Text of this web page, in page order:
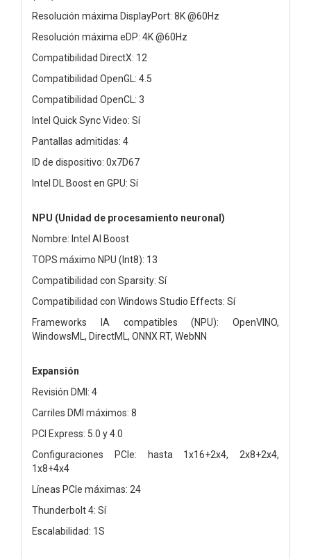
Resolución máxima DisplayPort: 8K @60Hz
Resolución máxima eDP: 4K @60Hz
Compatibilidad DirectX: 12
Compatibilidad OpenGL: 4.5
Compatibilidad OpenCL: 3
Intel Quick Sync Video: Sí
Pantallas admitidas: 4
ID de dispositivo: 0x7D67
Intel DL Boost en GPU: Sí
NPU (Unidad de procesamiento neuronal)
Nombre: Intel AI Boost
TOPS máximo NPU (Int8): 13
Compatibilidad con Sparsity: Sí
Compatibilidad con Windows Studio Effects: Sí
Frameworks IA compatibles (NPU): OpenVINO,
WindowsML, DirectML, ONNX RT, WebNN
Expansión
Revisión DMI: 4
Carriles DMI máximos: 8
PCI Express: 5.0 y 4.0
Configuraciones PCIe: hasta 1x16+2x4, 2x8+2x4,
1x8+4x4
Líneas PCIe máximas: 24
Thunderbolt 4: Sí
Escalabilidad: 1S